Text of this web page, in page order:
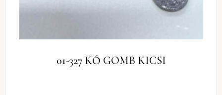
01-327 KŐ GOMB KICSI